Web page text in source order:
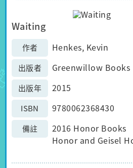
Waiting
作者 Henkes, Kevin
出版者 Greenwillow Books
出版年 2015
ISBN 9780062368430
備註
2016 Honor
Honor and Geisel